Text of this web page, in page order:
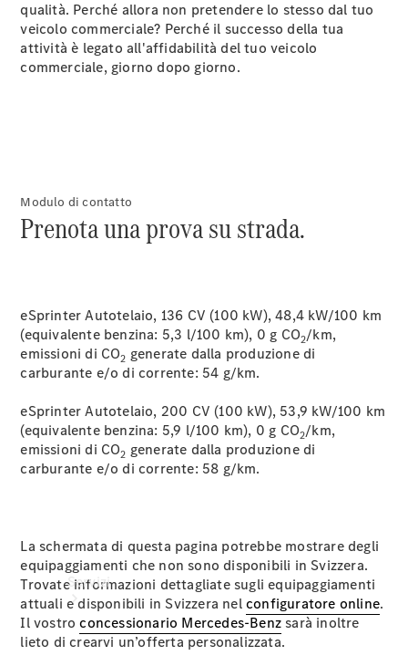
leasing
Configuratore
Prenotare
successivo
commerciali
Digital
Extras
Van
Servizi
qualità. Perché allora non pretendere lo stesso dal tuo
veicolo commerciale? Perché il successo della tua
attività è legato all'affidabilità del tuo veicolo
commerciale, giorno dopo giorno.
Modulo di contatto
Prenota una prova su strada.
eSprinter Autotelaio, 136 CV (100 kW), 48,4 kW/100 km
(equivalente benzina: 5,3 l/100 km), 0 g CO2/km,
emissioni di CO2 generate dalla produzione di
carburante e/o di corrente: 54 g/km.
eSprinter Autotelaio, 200 CV (100 kW), 53,9 kW/100 km
(equivalente benzina: 5,9 l/100 km), 0 g CO2/km,
emissioni di CO2 generate dalla produzione di
carburante e/o di corrente: 58 g/km.
La schermata di questa pagina potrebbe mostrare degli
equipaggiamenti che non sono disponibili in Svizzera.
Trovate informazioni dettagliate sugli equipaggiamenti
attuali e disponibili in Svizzera nelconfiguratore online.
Il vostroconcessionario Mercedes-Benzsarà inoltre
lieto di crearvi un’offerta personalizzata.